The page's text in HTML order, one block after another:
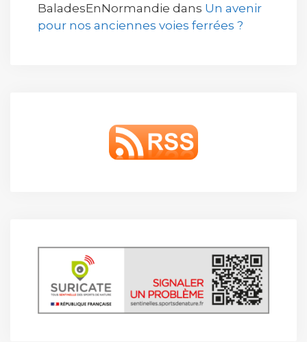
BaladesEnNormandie dans Un avenir
pour nos anciennes voies ferrées ?